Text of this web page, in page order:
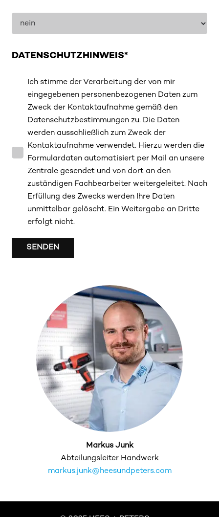
DATENSCHUTZHINWEIS*
Ich stimme der Verarbeitung der von mir
eingegebenen personenbezogenen Daten zum
Zweck der Kontaktaufnahme gemäß den
Datenschutzbestimmungen zu. Die Daten
werden ausschließlich zum Zweck der
Kontaktaufnahme verwendet. Hierzu werden die
Formulardaten automatisiert per Mail an unsere
Zentrale gesendet und von dort an den
zuständigen Fachbearbeiter weitergeleitet. Nach
Erfüllung des Zwecks werden Ihre Daten
unmittelbar gelöscht. Ein Weitergabe an Dritte
erfolgt nicht.
Markus Junk
Abteilungsleiter Handwerk
markus.junk@heesundpeters.com